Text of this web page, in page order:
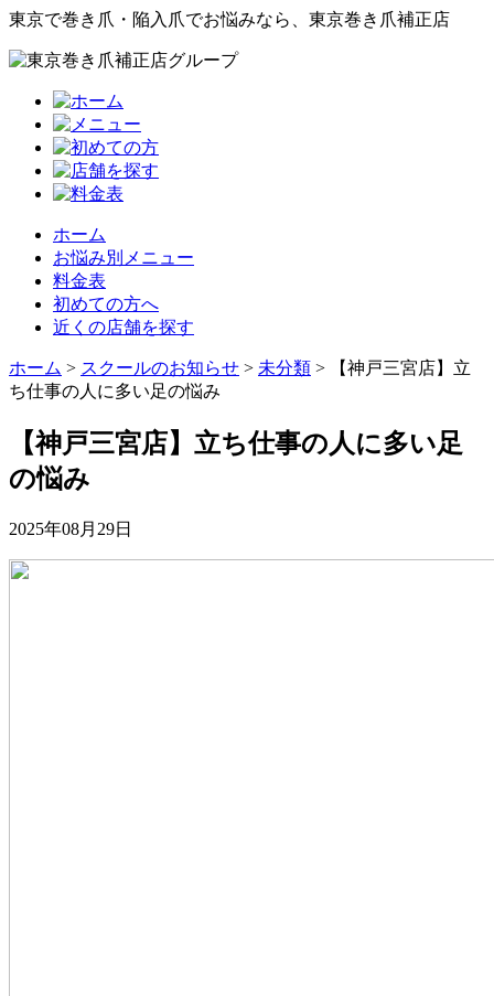
東京で巻き爪・陥入爪でお悩みなら、東京巻き爪補正店
ホーム
お悩み別メニュー
料金表
初めての方へ
近くの店舗を探す
ホーム > スクールのお知らせ > 未分類 >
【神戸三宮店】立
ち仕事の人に多い足の悩み
【神戸三宮店】立ち仕事の人に多い足
の悩み
2025年08月29日